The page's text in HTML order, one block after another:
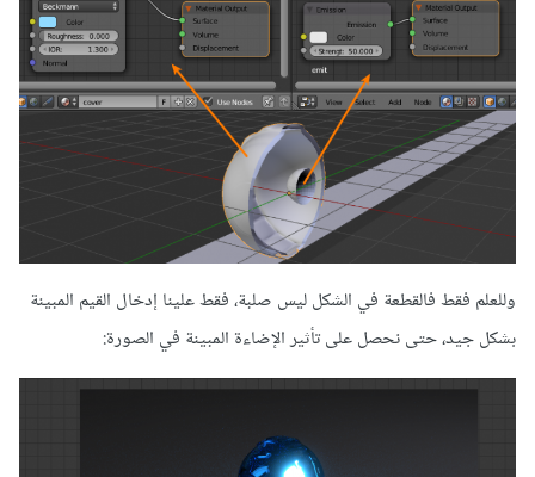
وللعلم فقط فالقطعة في الشكل ليس صلبة، فقط علينا إدخال القيم المبينة
بشكل جيد، حتى نحصل على تأثير الإضاءة المبينة في الصورة: